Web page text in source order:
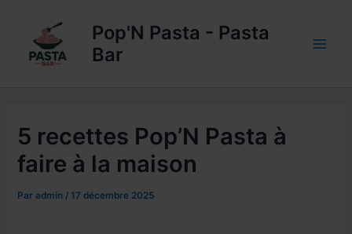
contenu
Pop'N Pasta - Pasta
Bar
5 recettes Pop’N Pasta à
faire à la maison
Paradmin / 17 décembre 2025